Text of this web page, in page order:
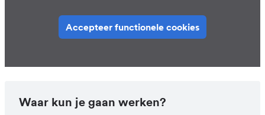
Accepteer functionele cookies
Waar kun je gaan werken?